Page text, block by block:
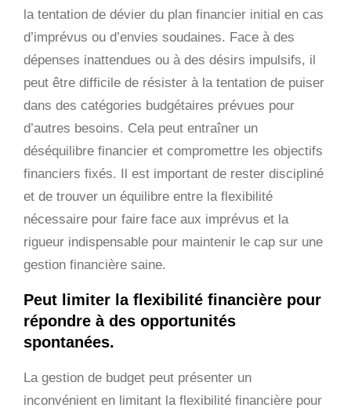
la tentation de dévier du plan financier initial en cas
d’imprévus ou d’envies soudaines. Face à des
dépenses inattendues ou à des désirs impulsifs, il
peut être difficile de résister à la tentation de puiser
dans des catégories budgétaires prévues pour
d’autres besoins. Cela peut entraîner un
déséquilibre financier et compromettre les objectifs
financiers fixés. Il est important de rester discipliné
et de trouver un équilibre entre la flexibilité
nécessaire pour faire face aux imprévus et la
rigueur indispensable pour maintenir le cap sur une
gestion financière saine.
Peut limiter la flexibilité financière pour
répondre à des opportunités
spontanées.
La gestion de budget peut présenter un
inconvénient en limitant la flexibilité financière pour